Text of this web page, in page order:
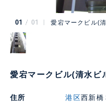
01 01 愛宕マークビル(
愛宕マークビル(清水ビ
住所 港区西新橋